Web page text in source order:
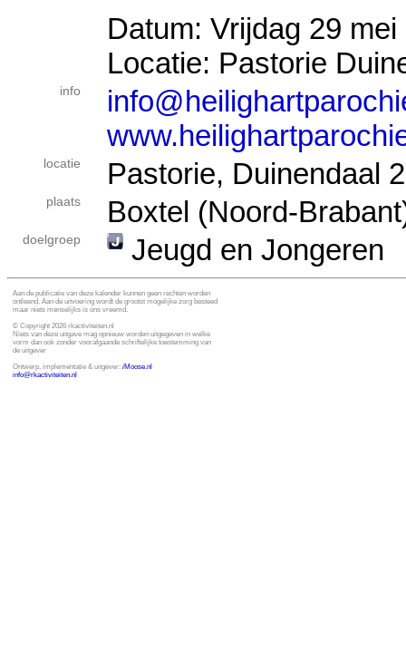
Datum: Vrijdag 29 mei
Locatie: Pastorie
info
locatie Pastorie, Duinendaal 2
plaats Boxtel (Noord-
doelgroep Jeugd en Jongeren
Aan de publicatie van deze kalender kunnen geen rechten worden
ontleend. Aan de uitvoering wordt de grootst mogelijke zorg besteed
maar niets menselijks is ons vreemd.
© Copyright 2026 rkactiviteiten.nl
Niets van deze uitgave mag opnieuw worden uitgegeven in welke
vorm dan ook zonder voorafgaande schriftelijke toestemming van
de uitgever
Ontwerp, implementatie & uitgever: iMoose.nl
info@rkactiviteiten.nl